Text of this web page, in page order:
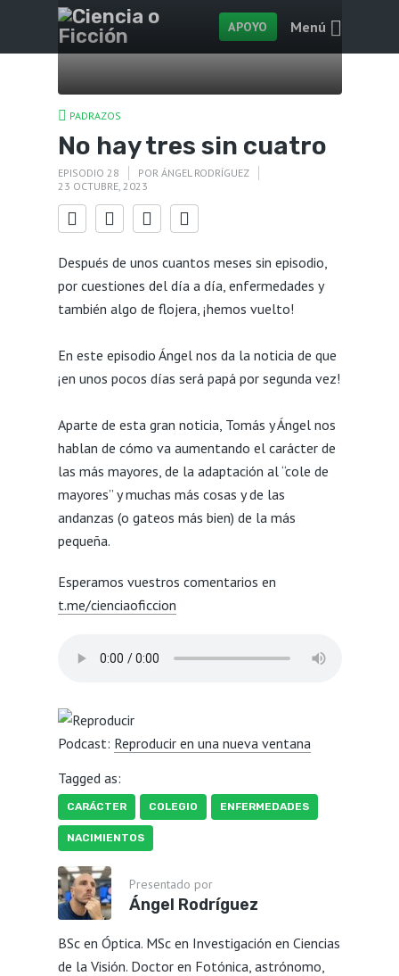
APOYO Menú
PADRAZOS
No hay tres sin cuatro
EPISODIO 28 POR ÁNGEL RODRÍGUEZ
23 OCTUBRE, 2023
Después de unos cuantos meses sin episodio,
por cuestiones del día a día, enfermedades y
también algo de flojera, ¡hemos vuelto!
En este episodio Ángel nos da la noticia de que
¡en unos pocos días será papá por segunda vez!
Aparte de esta gran noticia, Tomás y Ángel nos
hablan de cómo va aumentando el carácter de
las más mayores, de la adaptación al “cole de
mayores” y muchas más cosas y de las
andanzas (o gateos más bien) de la más
pequeña.
Esperamos vuestros comentarios en
t.me/cienciaoficcion
Podcast: Reproducir en una nueva ventana
Tagged as:
CARÁCTER COLEGIO ENFERMEDADES
NACIMIENTOS
Presentado por
Ángel Rodríguez
BSc en Óptica. MSc en Investigación en Ciencias
de la Visión. Doctor en Fotónica, astrónomo,